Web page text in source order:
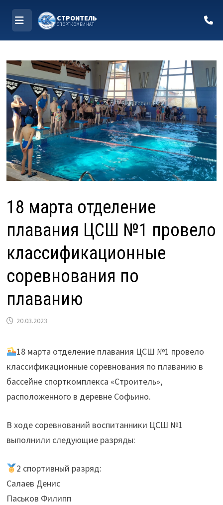
содержимому
МЕНЮ
СТРОИТЕЛЬ
СПОРТКОМБИНАТ
18 марта отделение
плавания ЦСШ №1 провело
классификационные
соревнования по
плаванию
20.03.2023
18 марта отделение плавания ЦСШ №1 провело
классификационные соревнования по плаванию в
бассейне спорткомплекса «Строитель»,
расположенного в деревне Софьино.
В ходе соревнований воспитанники ЦСШ №1
выполнили следующие разряды:
2 спортивный разряд:
Салаев Денис
Паськов Филипп